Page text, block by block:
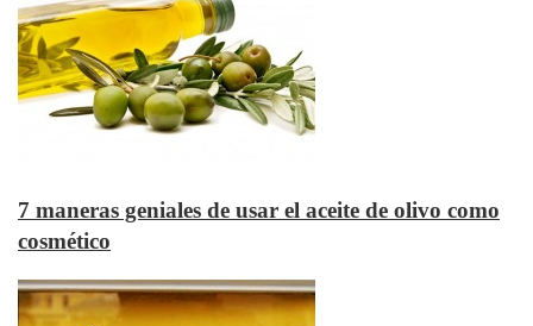
7 maneras geniales de usar el aceite de olivo como
cosmético